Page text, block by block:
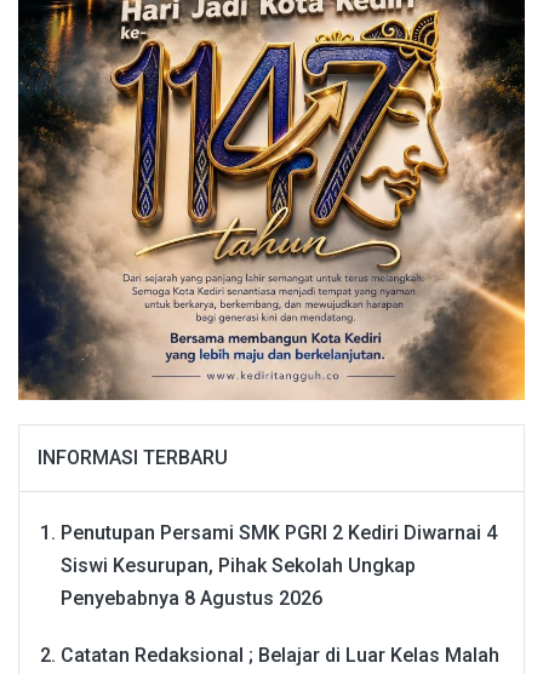
INFORMASI TERBARU
Penutupan Persami SMK PGRI 2 Kediri Diwarnai 4
Siswi Kesurupan, Pihak Sekolah Ungkap
Penyebabnya 8 Agustus 2026
Catatan Redaksional ; Belajar di Luar Kelas Malah